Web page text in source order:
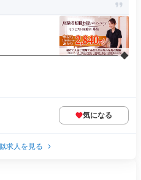
件 ━━━━━━━━━━━━━━━ ◆
気になる
求人を見る